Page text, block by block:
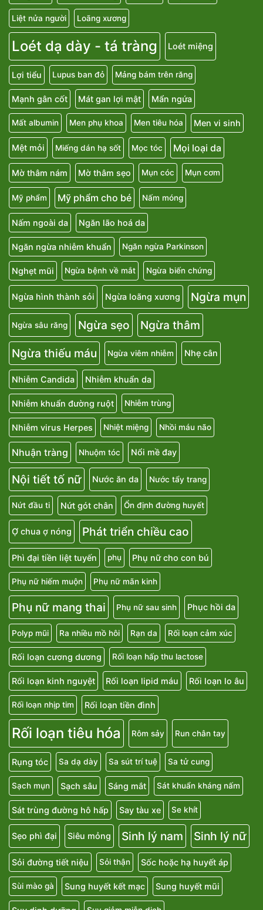
Liệt nửa người Loãng xương
Loét dạ dày - tá tràng Loét miệng
Lợi tiểu Lupus ban đỏ Mảng bám trên răng
Mạnh gân cốt Mát gan lợi mật Mẩn ngứa
Mất albumin Men phụ khoa Men tiêu hóa Men vi sinh
Mệt mỏi Miếng dán hạ sốt Mọc tóc Mọi loại da
Mờ thâm nám Mờ thâm sẹo Mụn cóc Mụn cơm
Mỹ phẩm Mỹ phẩm cho bé Nấm móng
Nấm ngoài da Ngăn lão hoá da
Ngăn ngừa nhiễm khuẩn Ngăn ngừa Parkinson
Nghẹt mũi Ngừa bệnh về mắt Ngừa biến chứng
Ngừa hình thành sỏi Ngừa loãng xương Ngừa mụn
Ngừa sâu răng Ngừa sẹo
Ngừa thâm
Ngừa thiếu máu
Ngừa viêm nhiễm Nhẹ cân
Nhiễm Candida Nhiễm khuẩn da
Nhiễm khuẩn đường ruột Nhiễm trùng
Nhiễm virus Herpes Nhiệt miệng Nhồi máu não
Nhuận tràng Nhuộm tóc Nổi mề đay
Nội tiết tố nữ Nước ăn da Nước tẩy trang
Nứt đầu ti Nứt gót chân Ổn định đường huyết
Ợ chua ợ nóng Phát triển chiều cao
Phì đại tiền liệt tuyến phụ Phụ nữ cho con bú
Phụ nữ hiếm muộn Phụ nữ mãn kinh
Phụ nữ mang thai Phụ nữ sau sinh Phục hồi da
Polyp mũi Ra nhiều mồ hôi Rạn da Rối loạn cảm xúc
Rối loạn cương dương Rối loạn hấp thu lactose
Rối loạn kinh nguyệt Rối loạn lipid máu Rối loạn lo âu
Rối loạn nhịp tim Rối loạn tiền đình
Rối loạn tiêu hóa Rôm sảy Run chân tay
Rụng tóc Sa dạ dày Sa sút trí tuệ Sa tử cung
Sạch mụn Sạch sâu Sáng mắt Sát khuẩn kháng nấm
Sát trùng đường hô hấp Say tàu xe Se khít
Sẹo phì đại Siêu mỏng Sinh lý nam Sinh lý nữ
Sỏi đường tiết niệu Sỏi thận Sốc hoặc hạ huyết áp
Sùi mào gà Sung huyết kết mạc Sung huyết mũi